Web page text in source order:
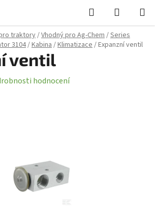
Hledat
KOŠÍK
traktory/Vhodný pro Ag-Chem/Series
3104/Kabina/Klimatizace/Expanzní ventil
ventil
hodnocení